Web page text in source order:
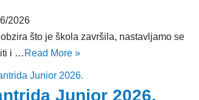
2026
što je škola završila, nastavljamo se
i … Read More »
Junior 2026.